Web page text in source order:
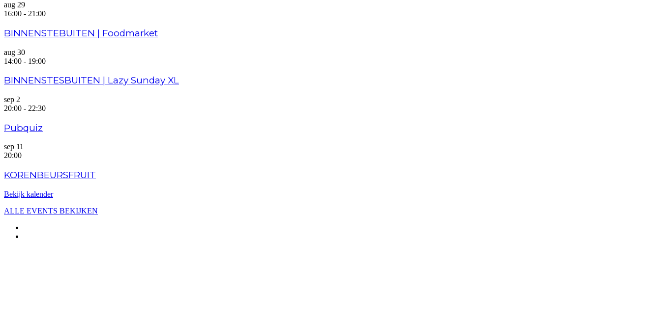
aug 29
16:00 - 21:00
BINNENSTEBUITEN | Foodmarket
aug 30
14:00 - 19:00
BINNENSTESBUITEN | Lazy Sunday XL
sep 2
20:00 - 22:30
Pubquiz
sep 11
20:00
KORENBEURSFRUIT
Bekijk kalender
ALLE EVENTS BEKIJKEN